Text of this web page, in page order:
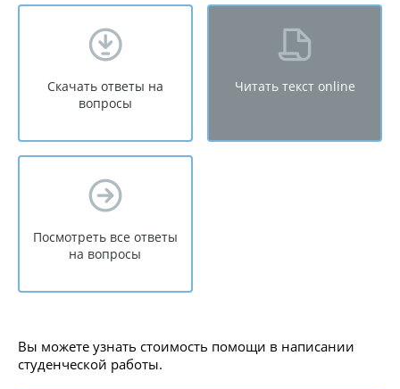
Скачать ответы на
вопросы
Читать текст online
Посмотреть все ответы
на вопросы
Вы можете узнать стоимость помощи в написании
студенческой работы.